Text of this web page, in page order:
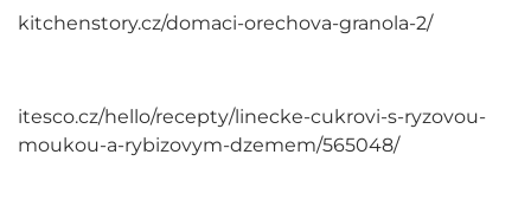
kitchenstory.cz/domaci-orechova-granola-2/
itesco.cz/hello/recepty/linecke-cukrovi-s-ryzovou-
moukou-a-rybizovym-dzemem/565048/